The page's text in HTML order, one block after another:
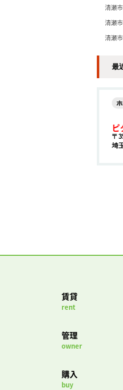
清瀬
清瀬
清瀬
最
〒
埼
賃貸
rent
管理
owner
購入
buy